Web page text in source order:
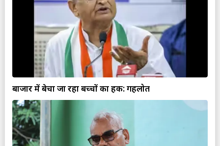
बाजार में बेचा जा रहा बच्चों का हक: गहलोत